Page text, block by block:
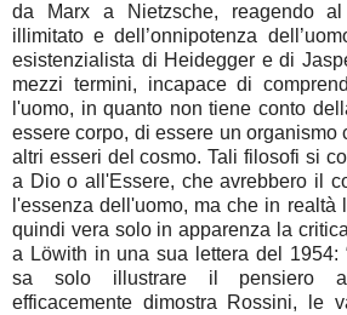
da Marx a Nietzsche, reagendo
illimitato e dell’onnipotenza
esistenzialista di Heidegger e di
mezzi termini, incapace di
l'uomo, in quanto non tiene conto
essere corpo, di essere un organismo
altri esseri del cosmo. Tali filosofi si
a Dio o all'Essere, che avrebbero il
l'essenza dell'uomo, ma che in realtà
quindi vera solo in apparenza la
a Löwith in una sua lettera del 1954:
sa solo illustrare il pensiero
efficacemente dimostra Rossini, le